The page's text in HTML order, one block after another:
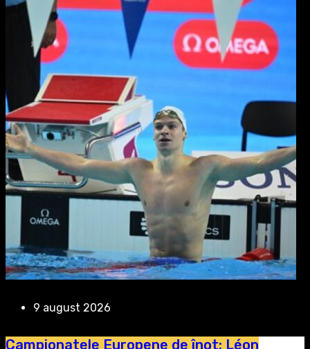
9 august 2026
Campionatele Europene de înot: Léon